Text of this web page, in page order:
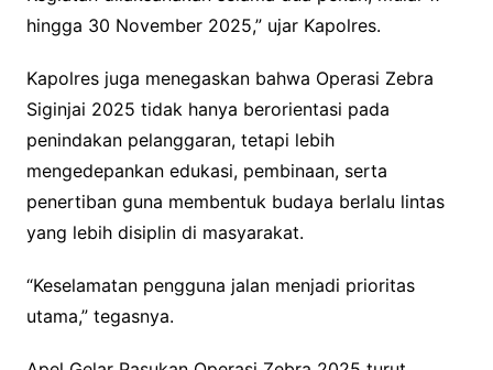
hingga 30 November 2025,” ujar Kapolres.
Kapolres juga menegaskan bahwa Operasi Zebra
Siginjai 2025 tidak hanya berorientasi pada
penindakan pelanggaran, tetapi lebih
mengedepankan edukasi, pembinaan, serta
penertiban guna membentuk budaya berlalu lintas
yang lebih disiplin di masyarakat.
“Keselamatan pengguna jalan menjadi prioritas
utama,” tegasnya.